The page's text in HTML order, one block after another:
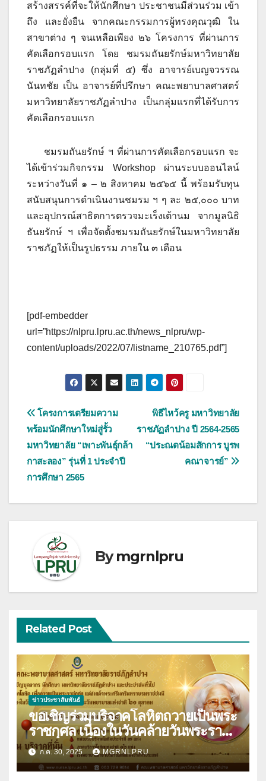
สร้างสรรค์ที่จะให้นักศึกษา ประชาชนมีส่วนร่วม เข้า
ถึง และยั่งยืน จากคณะกรรมการผู้ทรงคุณวุฒิ ใน
สาขาต่าง ๆ จนเหลือเพียง ๒๖ โครงการ ที่ผ่านการ
คัดเลือกรอบแรก โดย ชมรมถันยรักษ์มหาวิทยาลัย
ราชภัฏลำปาง (กลุ่มที่ ๕) ซึ่ง อาจารย์เบญจวรรณ
นันทชัย เป็น อาจารย์ที่ปรึกษา คณะพยาบาลศาสตร์
มหาวิทยาลัยราชภัฏลำปาง เป็นกลุ่มแรกที่ได้รับการ
คัดเลือกรอบแรก
ชมรมถันยรักษ์ ฯ ที่ผ่านการคัดเลือกรอบแรก จะ
ได้เข้าร่วมกิจกรรม Workshop ผ่านระบบออนไลน์
ระหว่างวันที่ ๑ – ๒ สิงหาคม ๒๕๖๕ นี้ พร้อมรับทุน
สนับสนุนการดำเนินงานชมรม ฯ ๆ ละ ๒๕,๐๐๐ บาท
และอุปกรณ์สาธิตการตรวจมะเร็งเต้านม จากมูลนิธิ
ธันยรักษ์ ฯ เพื่อจัดตั้งชมรมถันยรักษ์ในมหาวิทยาลัย
ราชภัฏให้เป็นรูปธรรม ภายใน ๓ เดือน
[pdf-embedder
url=”https://nlpru.lpru.ac.th/news_nlpru/wp-
content/uploads/2022/07/listname_210765.pdf”]
แนะแนว
เรื่อง
พิธีไหว้ครู มหาวิทยาลัย
ราชภัฏลำปาง ปี 2564-2565
“ประณตน้อมสักการ บูรพ
คณาจารย์”
โครงการเตรียมความ
พร้อมนักศึกษาใหม่สู่รั้ว
มหาวิทยาลัย “เพาะพันธ์ุกล้า
กาสะลอง” รุ่นที่ 1 ประจำปี
การศึกษา 2565
Bymgrnlpru
Related Post
ข่าวประชาสัมพันธ์
ขอเชิญร่วมบริจาคโลหิตถวายเป็นพระ
ราชกุศล เนื่องในวันคล้ายวันพระราช
สมภพสมเด็จพระศรีนครินทราบรม
ราชชนนี และวันพยาบาลแห่งชาติ 21
ตุลาคม 2568
ก.ค. 30, 2025 MGRNLPRU